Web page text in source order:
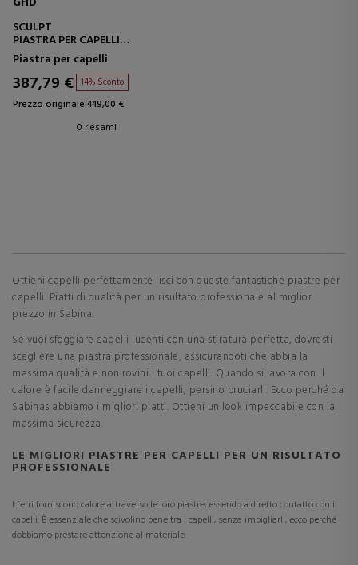
SCULPT
PIASTRA PER CAPELLI
INTERATTIVA
Piastra per capelli
387,79 € 14% Sconto
Prezzo originale 449,00 €
0 riesami
Ottieni capelli perfettamente lisci con queste fantastiche piastre per
capelli. Piatti di qualità per un risultato professionale al miglior
prezzo in Sabina.
Se vuoi sfoggiare capelli lucenti con una stiratura perfetta, dovresti
scegliere una piastra professionale, assicurandoti che abbia la
massima qualità e non rovini i tuoi capelli. Quando si lavora con il
calore è facile danneggiare i capelli, persino bruciarli. Ecco perché da
Sabinas abbiamo i migliori piatti. Ottieni un look impeccabile con la
massima sicurezza.
LE MIGLIORI PIASTRE PER CAPELLI PER UN RISULTATO
PROFESSIONALE
I ferri forniscono calore attraverso le loro piastre, essendo a diretto contatto con i
capelli. È essenziale che scivolino bene tra i capelli, senza impigliarli, ecco perché
dobbiamo prestare attenzione al materiale.